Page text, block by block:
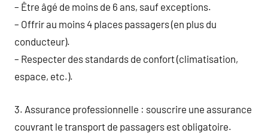
– Être âgé de moins de 6 ans, sauf exceptions.
– Offrir au moins 4 places passagers (en plus du
conducteur).
– Respecter des standards de confort (climatisation,
espace, etc.).
3. Assurance professionnelle : souscrire une assurance
couvrant le transport de passagers est obligatoire.